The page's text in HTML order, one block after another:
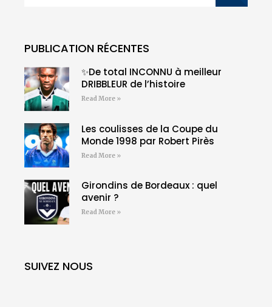
PUBLICATION RÉCENTES
✨De total INCONNU à meilleur
DRIBBLEUR de l’histoire
Read More »
Les coulisses de la Coupe du
Monde 1998 par Robert Pirès
Read More »
Girondins de Bordeaux : quel
avenir ?
Read More »
SUIVEZ NOUS